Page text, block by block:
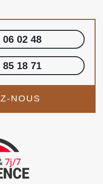
06 02 48
85 18 71
NOUS